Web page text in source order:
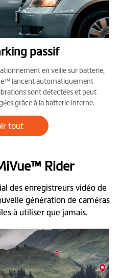
passif
en veille sur batterie,
lancent automatiquement
sont détectées et peut
grâce à la batterie interne.
tout
Rider
des enregistreurs vidéo de
génération de caméras
à utiliser que jamais.